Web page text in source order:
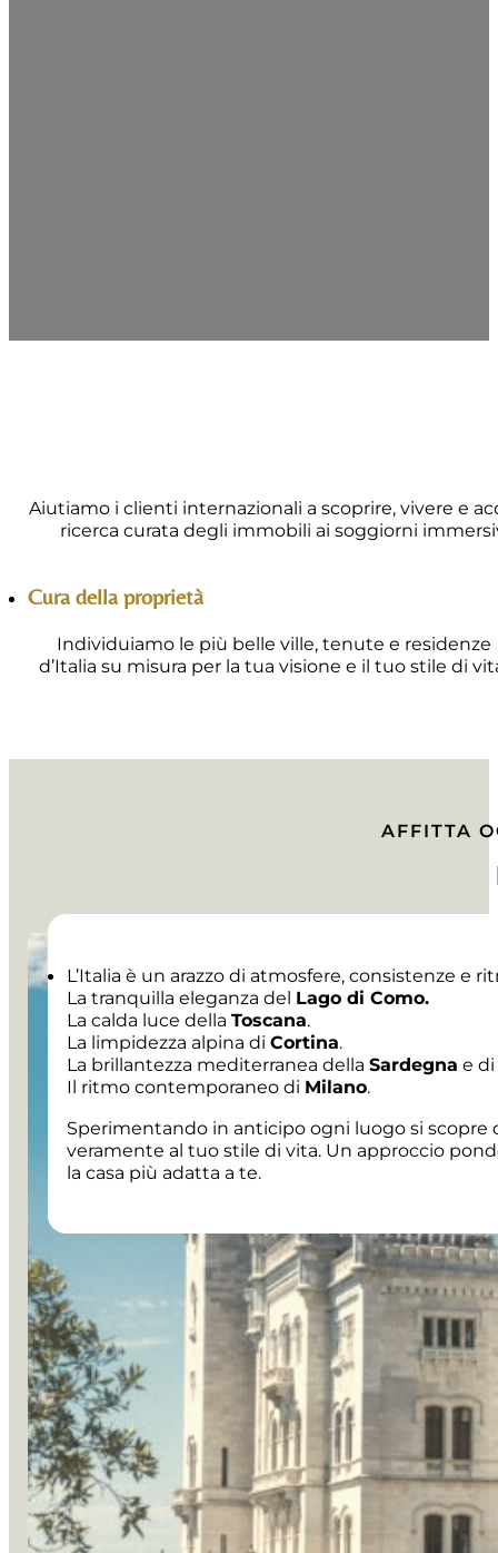
Aiutiamo i clienti internazionali a scoprire, vivere e
ricerca curata degli immobili ai soggiorni
Cura della proprietà
Individuiamo le più belle ville, tenute e residenze
d’Italia su misura per la tua visione e il tuo stile di
AFFITTA
L’Italia è un arazzo di atmosfere, consistenze e
La tranquilla eleganza del Lago di Como.
La calda luce dellaToscana.
La limpidezza alpina diCortina.
La brillantezza mediterranea dellaSardegna e di
Il ritmo contemporaneo di Milano.
Sperimentando in anticipo ogni luogo si scopre
veramente al tuo stile di vita. Un approccio
la casa più adatta a te.